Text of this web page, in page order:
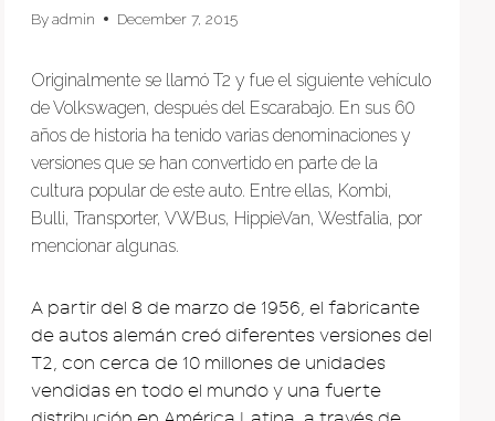
Byadmin December 7, 2015
Originalmente se llamó T2 y fue el siguiente vehículo
de Volkswagen, después del Escarabajo. En sus 60
años de historia ha tenido varias denominaciones y
versiones que se han convertido en parte de la
cultura popular de este auto. Entre ellas, Kombi,
Bulli, Transporter, VWBus, HippieVan, Westfalia, por
mencionar algunas.
A partir del 8 de marzo de 1956, el fabricante
de autos alemán creó diferentes versiones del
T2, con cerca de 10 millones de unidades
vendidas en todo el mundo y una fuerte